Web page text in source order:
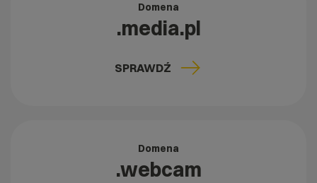
Domena
.media.pl
SPRAWDŹ
Domena
.webcam